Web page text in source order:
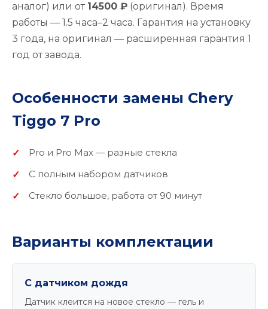
аналог) или от 14500 ₽ (оригинал). Время
работы — 1.5 часа–2 часа. Гарантия на установку
3 года, на оригинал — расширенная гарантия 1
год от завода.
Особенности замены Chery
Tiggo 7 Pro
Pro и Pro Max — разные стекла
С полным набором датчиков
Стекло большое, работа от 90 минут
Варианты комплектации
С датчиком дождя
Датчик клеится на новое стекло — гель и